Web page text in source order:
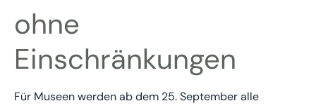
ohne
Einschränkungen
Für Museen werden ab dem 25. September alle